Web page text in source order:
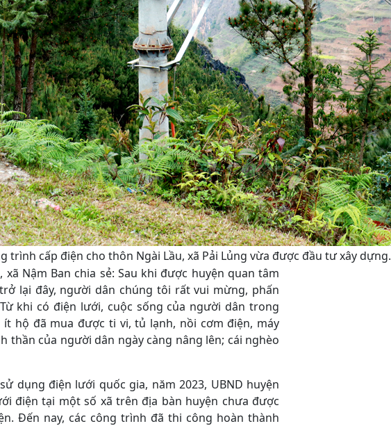
trình cấp điện cho thôn Ngài Lầu, xã Pải Lủng vừa được đầu tư xây dựng.
Nậm Ban chia sẻ: Sau khi được huyện quan tâm
lại đây, người dân chúng tôi rất vui mừng, phấn
khi có điện lưới, cuộc sống của người dân trong
hộ đã mua được ti vi, tủ lạnh, nồi cơm điện, máy
thần của người dân ngày càng nâng lên; cái nghèo
dụng điện lưới quốc gia, năm 2023, UBND huyện
điện tại một số xã trên địa bàn huyện chưa được
Đến nay, các công trình đã thi công hoàn thành